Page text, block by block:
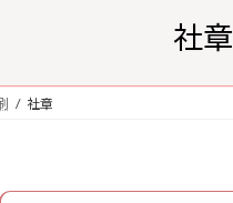
社章
社章